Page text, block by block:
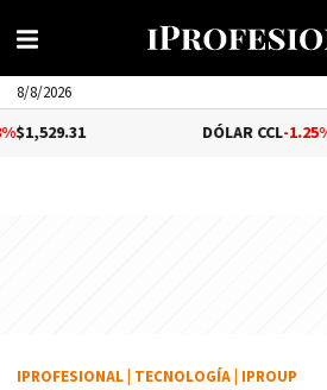
8/8/2026
DÓLAR CCL-1.25% $1,556.14
IPROFESIONAL TECNOLOGÍA IPROUP